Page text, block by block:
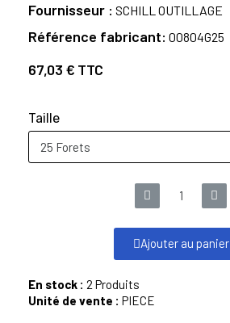
Fournisseur SCHILL OUTILLAGE
Référence fabricant 00804G25
67,03 € TTC
Taille
Ajouter au panier
En stock : 2 Produits
Unité de vente : PIECE